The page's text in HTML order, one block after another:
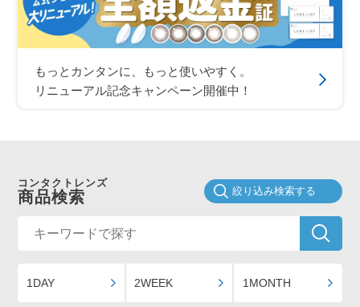
もっとカンタンに、もっと使いやすく。
リニューアル記念キャンペーン開催中！
コンタクトレンズ
商品検索 絞り込み検索する
1DAY 2WEEK 1MONTH